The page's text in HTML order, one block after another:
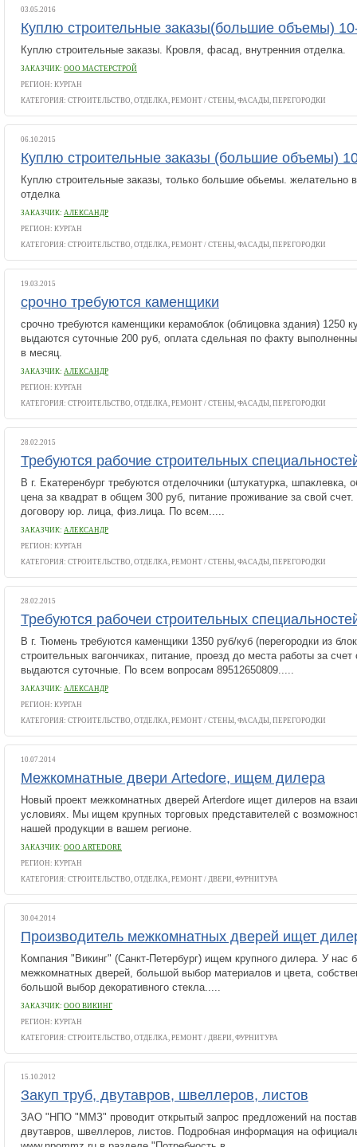
03.05.2016
Куплю строительные заказы(большие объемы)
Куплю строительные заказы. Кровля, фасад, внутренния отделка.
ЗАКАЗЧИК: ООО МАСТЕРСТРОЙ
РЕГИОН: КУРГАН
КАТЕГОРИЯ: СТРОИТЕЛЬСТВО, ОТДЕЛКА, РЕМОНТ / СТЕНЫ, ФАСАДЫ, ПЕРЕГОРОДКИ
06.10.2015
Куплю строительные заказы (большие объемы)
Куплю строительные заказы, только большие обьемы. желательно
отделка
ЗАКАЗЧИК: АЛЕКСАНДР
РЕГИОН: КУРГАН
КАТЕГОРИЯ: СТРОИТЕЛЬСТВО, ОТДЕЛКА, РЕМОНТ / СТЕНЫ, ФАСАДЫ, ПЕРЕГОРОДКИ
19.03.2015
срочно требуются каменщики
срочно требуются каменщики керамоблок (облицовка здания) 1250
выдаются суточные 200 руб, оплата сдельная по факту
в месяц.
ЗАКАЗЧИК: АЛЕКСАНДР
РЕГИОН: КУРГАН
КАТЕГОРИЯ: СТРОИТЕЛЬСТВО, ОТДЕЛКА, РЕМОНТ / СТЕНЫ, ФАСАДЫ, ПЕРЕГОРОДКИ
28.02.2015
Требуются рабочие строительных
В г. Екатеренбург требуются отделочники (штукатурка, шпаклевка,
цена за квадрат в общем 300 руб, питание проживание за свой
договору юр. лица, физ.лица. По всем.....
ЗАКАЗЧИК: АЛЕКСАНДР
РЕГИОН: КУРГАН
КАТЕГОРИЯ: СТРОИТЕЛЬСТВО, ОТДЕЛКА, РЕМОНТ / СТЕНЫ, ФАСАДЫ, ПЕРЕГОРОДКИ
28.02.2015
Требуются рабочеи строительных
В г. Тюмень требуются каменщики 1350 руб/куб (перегородки из
строительных вагончиках, питание, проезд до места работы за счет
выдаются суточные. По всем вопросам 89512650809.....
ЗАКАЗЧИК: АЛЕКСАНДР
РЕГИОН: КУРГАН
КАТЕГОРИЯ: СТРОИТЕЛЬСТВО, ОТДЕЛКА, РЕМОНТ / СТЕНЫ, ФАСАДЫ, ПЕРЕГОРОДКИ
10.07.2014
Межкомнатные двери Artedore, ищем дилера
Новый проект межкомнатных дверей Arterdore ищет дилеров на
условиях. Мы ищем крупных торговых представителей с
нашей продукции в вашем регионе.
ЗАКАЗЧИК: ООО ARTEDORE
РЕГИОН: КУРГАН
КАТЕГОРИЯ: СТРОИТЕЛЬСТВО, ОТДЕЛКА, РЕМОНТ / ДВЕРИ, ФУРНИТУРА
30.04.2014
Производитель межкомнатных дверей ищет
Компания "Викинг" (Санкт-Петербург) ищем крупного дилера. У нас
межкомнатных дверей, большой выбор материалов и цвета,
большой выбор декоративного стекла.....
ЗАКАЗЧИК: ООО ВИКИНГ
РЕГИОН: КУРГАН
КАТЕГОРИЯ: СТРОИТЕЛЬСТВО, ОТДЕЛКА, РЕМОНТ / ДВЕРИ, ФУРНИТУРА
15.10.2012
Закуп труб, двутавров, швеллеров, листов
ЗАО "НПО "ММЗ" проводит открытый запрос предложений на
двутавров, швеллеров, листов. Подробная информация на